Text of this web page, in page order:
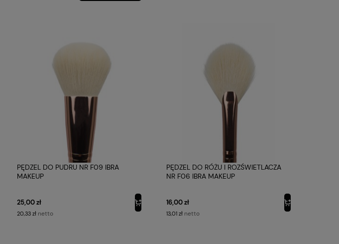
PĘDZEL DO PUDRU NR F09 IBRA
MAKEUP
25,00 zł
20,33 zł netto
PĘDZEL DO RÓŻU I ROZŚWIETLACZA
NR F06 IBRA MAKEUP
16,00 zł
13,01 zł netto